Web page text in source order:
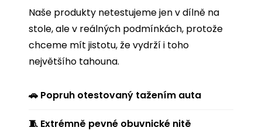
Naše produkty netestujeme jen v dílně na
stole, ale v reálných podmínkách, protože
chceme mít jistotu, že vydrží i toho
největšího tahouna.
🚗 Popruh otestovaný tažením auta
🧵 Extrémně pevné obuvnické nitě